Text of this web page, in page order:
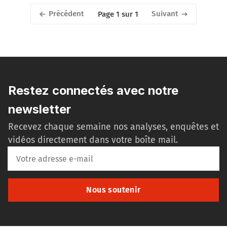
Précédent Page 1 sur 1 Suivant
Restez connectés avec notre
newsletter
Recevez chaque semaine nos analyses, enquêtes et
vidéos directement dans votre boîte mail.
Nous soutenir